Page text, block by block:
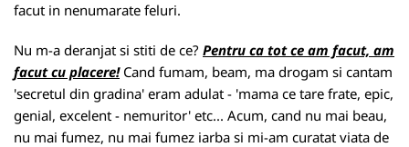
facut in nenumarate feluri.
Nu m-a deranjat si stiti de ce? Pentru ca tot ce am facut, am
facut cu placere!Cand fumam, beam, ma drogam si cantam
'secretul din gradina' eram adulat - 'mama ce tare frate, epic,
genial, excelent - nemuritor' etc... Acum, cand nu mai beau,
nu mai fumez, nu mai fumez iarba si mi-am curatat viata de